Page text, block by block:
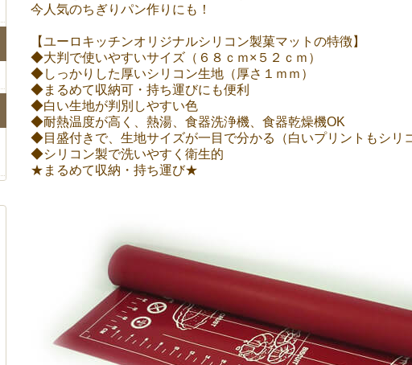
今人気のちぎりパン作りにも！
【ユーロキッチンオリジナルシリコン製菓マットの特徴】
◆大判で使いやすいサイズ（６８ｃｍ×５２ｃｍ）
◆しっかりした厚いシリコン生地（厚さ１ｍｍ）
◆まるめて収納可・持ち運びにも便利
◆白い生地が判別しやすい色
◆耐熱温度が高く、熱湯、食器洗浄機、食器乾燥機OK
◆目盛付きで、生地サイズが一目で分かる（白いプリントもシリ
◆シリコン製で洗いやすく衛生的
★まるめて収納・持ち運び★